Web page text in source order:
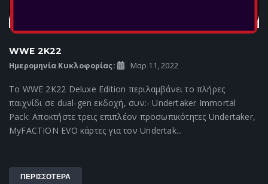
WWE 2K22
Ημερομηνία Κυκλοφορίας: Μαρ 11, 2022
Το WWE 2K22 Deluxe Edition περιλαμβάνει το πλήρες
παιχνίδι σε dual-gen εκδοχή, συν:- Undertaker Immortal
Pack: Αποκτήστε τρεις επιπλέον προσωπικότητες Undertaker,
MyFACTION EVO κάρτες για τον Undertak...
ΠΕΡΙΣΣΟΤΕΡΑ